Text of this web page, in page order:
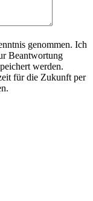
genommen. Ich
Beantwortung
werden.
für die Zukunft per